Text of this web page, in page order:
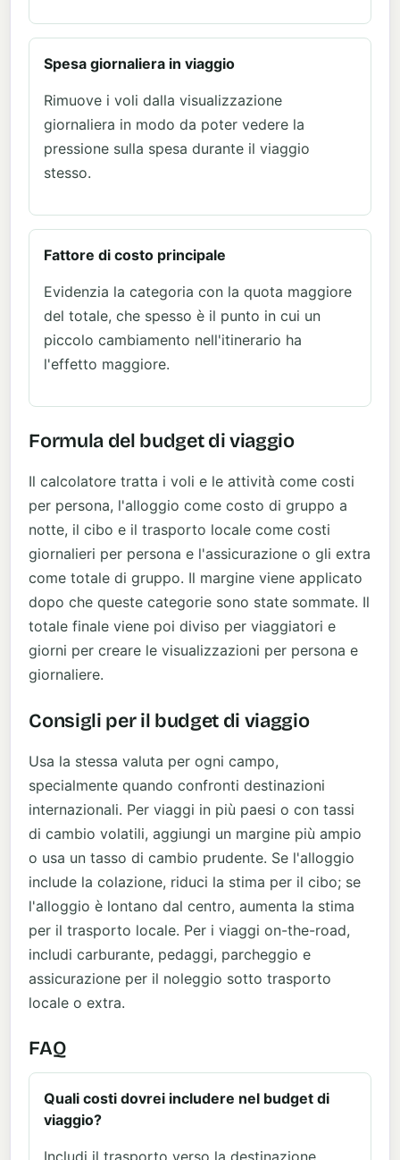
Spesa giornaliera in viaggio
Rimuove i voli dalla visualizzazione
giornaliera in modo da poter vedere la
pressione sulla spesa durante il viaggio
stesso.
Fattore di costo principale
Evidenzia la categoria con la quota maggiore
del totale, che spesso è il punto in cui un
piccolo cambiamento nell'itinerario ha
l'effetto maggiore.
Formula del budget di viaggio
Il calcolatore tratta i voli e le attività come costi
per persona, l'alloggio come costo di gruppo a
notte, il cibo e il trasporto locale come costi
giornalieri per persona e l'assicurazione o gli extra
come totale di gruppo. Il margine viene applicato
dopo che queste categorie sono state sommate. Il
totale finale viene poi diviso per viaggiatori e
giorni per creare le visualizzazioni per persona e
giornaliere.
Consigli per il budget di viaggio
Usa la stessa valuta per ogni campo,
specialmente quando confronti destinazioni
internazionali. Per viaggi in più paesi o con tassi
di cambio volatili, aggiungi un margine più ampio
o usa un tasso di cambio prudente. Se l'alloggio
include la colazione, riduci la stima per il cibo; se
l'alloggio è lontano dal centro, aumenta la stima
per il trasporto locale. Per i viaggi on-the-road,
includi carburante, pedaggi, parcheggio e
assicurazione per il noleggio sotto trasporto
locale o extra.
FAQ
Quali costi dovrei includere nel budget di
viaggio?
Includi il trasporto verso la destinazione,